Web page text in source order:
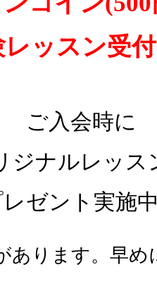
レッスン受
ご入会時に
ジナルレッス
ゼント実施
あります。早め